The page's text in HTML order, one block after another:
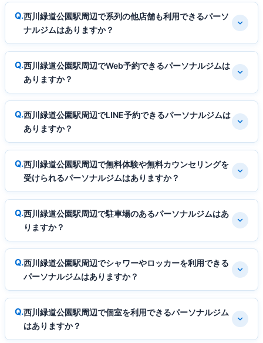
西川緑道公園駅周辺で系列の他店舗も利用できるパーソ
ナルジムはありますか？
西川緑道公園駅周辺でWeb予約できるパーソナルジムは
ありますか？
西川緑道公園駅周辺でLINE予約できるパーソナルジムは
ありますか？
西川緑道公園駅周辺で無料体験や無料カウンセリングを
受けられるパーソナルジムはありますか？
西川緑道公園駅周辺で駐車場のあるパーソナルジムはあ
りますか？
西川緑道公園駅周辺でシャワーやロッカーを利用できる
パーソナルジムはありますか？
西川緑道公園駅周辺で個室を利用できるパーソナルジム
はありますか？